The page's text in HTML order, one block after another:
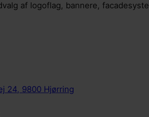
af logoflag, bannere,
24, 9800 Hjørring